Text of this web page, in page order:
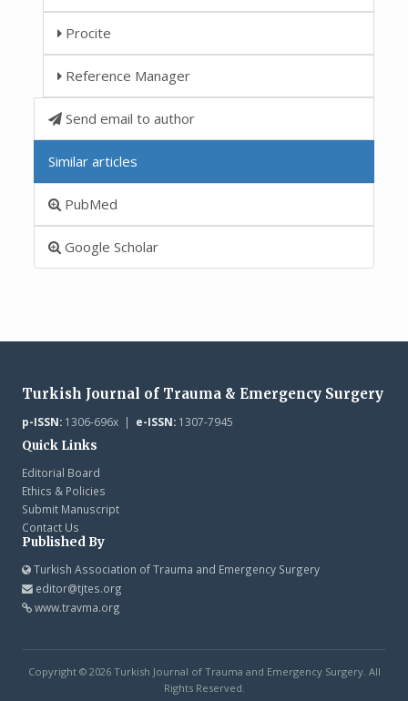
Procite
Reference Manager
Send email to author
Similar articles
PubMed
Google Scholar
Turkish Journal of Trauma & Emergency Surgery
p-ISSN:1306-696x | e-ISSN:1307-7945
Quick Links
Editorial Board
Ethics & Policies
Submit Manuscript
Contact Us
Published By
Turkish Association of Trauma and Emergency Surgery
editor@tjtes.org
www.travma.org
Copyright © 2026 Turkish Journal of Trauma and Emergency Surgery. All
Rights Reserved.